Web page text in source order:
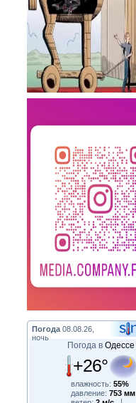
Погода 08.08.26,
ночь
Погода в Одессе
+26°
влажность: 55%
давление: 753 мм